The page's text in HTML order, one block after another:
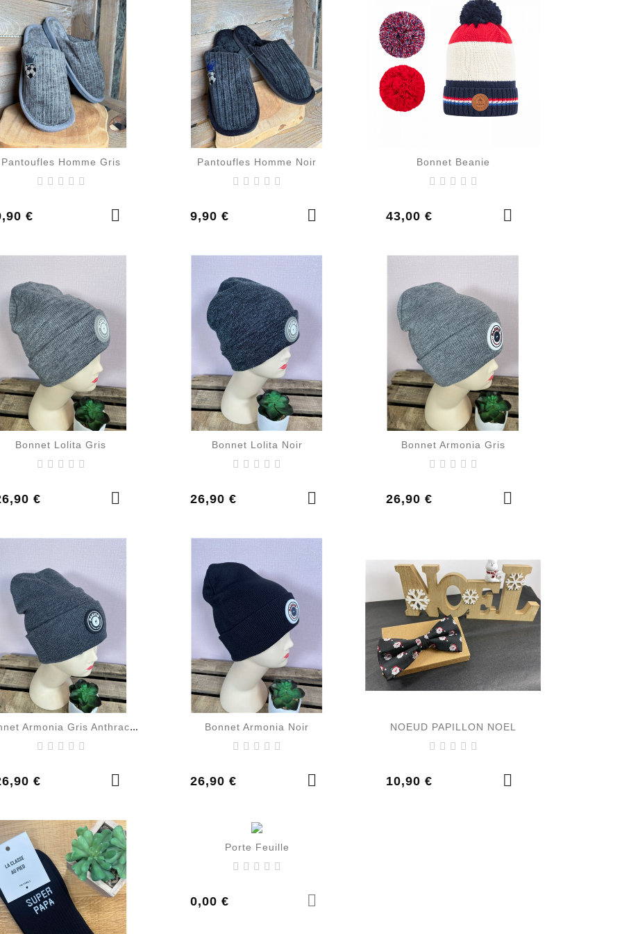
Pantoufles Homme Gris
€
Pantoufles Homme Noir
9,90 €
Prix
Bonnet Beanie
43,00 €
Prix
Bonnet Lolita Gris
€
Bonnet Lolita Noir
26,90 €
Prix
Bonnet Armonia Gris
26,90 €
Prix
Bonnet Armonia Gris Anthracite
€
Bonnet Armonia Noir
26,90 €
Prix
NOEUD PAPILLON NOEL
10,90 €
Prix
Porte Feuille
0,00 €
Prix